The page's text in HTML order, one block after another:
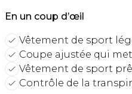
En un coup d’œil
Vêtement de sport
Coupe ajustée qui
Vêtement de sport
Contrôle de la